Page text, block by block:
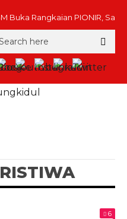
Buka Rangkaian PIONIR,
6